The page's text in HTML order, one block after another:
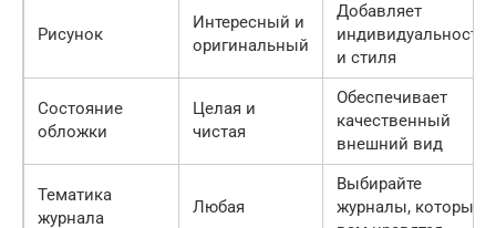
Рисунок
Интересный и
оригинальный
Добавляет
индивидуальности
и стиля
Состояние
обложки
Целая и
чистая
Обеспечивает
качественный
внешний вид
Тематика
журнала
Любая
Выбирайте
журналы, которые